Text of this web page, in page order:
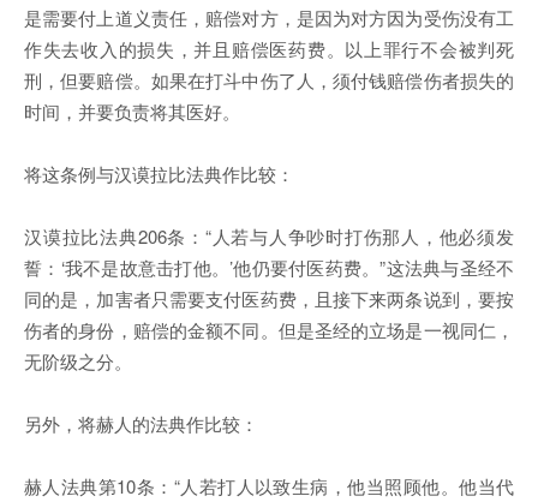
是需要付上道义责任，赔偿对方，是因为对方因为受伤没有工
作失去收入的损失，并且赔偿医药费。以上罪行不会被判死
刑，但要赔偿。如果在打斗中伤了人，须付钱赔偿伤者损失的
时间，并要负责将其医好。
将这条例与汉谟拉比法典作比较：
汉谟拉比法典206条：“人若与人争吵时打伤那人，他必须发
誓：‘我不是故意击打他。’他仍要付医药费。”这法典与圣经不
同的是，加害者只需要支付医药费，且接下来两条说到，要按
伤者的身份，赔偿的金额不同。但是圣经的立场是一视同仁，
无阶级之分。
另外，将赫人的法典作比较：
赫人法典第10条：“人若打人以致生病，他当照顾他。他当代